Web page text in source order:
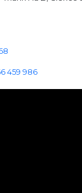
459 986